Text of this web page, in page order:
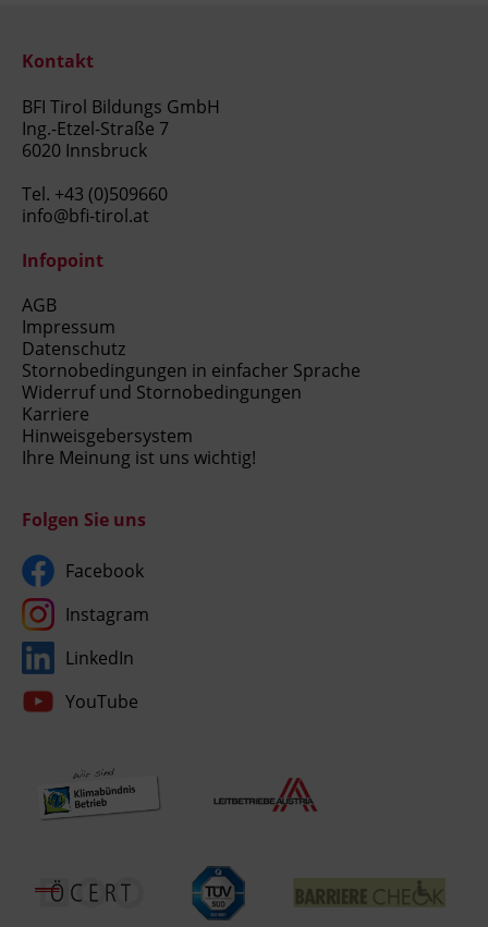
Kontakt
BFI Tirol Bildungs GmbH
Ing.-Etzel-Straße 7
6020 Innsbruck
Tel. +43 (0)509660
info@bfi-tirol.at
Infopoint
AGB
Impressum
Datenschutz
Stornobedingungen in einfacher Sprache
Widerruf und Stornobedingungen
Karriere
Hinweisgebersystem
Ihre Meinung ist uns wichtig!
Folgen Sie uns
Facebook
Instagram
LinkedIn
YouTube